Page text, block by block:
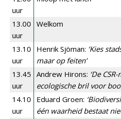
uur
13.00
uur
Welkom
13.10
uur
Henrik Sjöman: ‘Kies
maar op feiten’
13.45
uur
Andrew Hirons: ‘De
ecologische bril voor
14.10
uur
Eduard Groen:
één waarheid bestaat